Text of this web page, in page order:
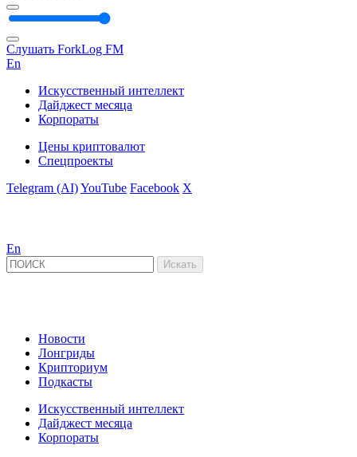
Слушать ForkLog FM
En
Искусственный интеллект
Дайджест месяца
Корпораты
Цены криптовалют
Спецпроекты
Telegram (AI)YouTube Facebook X
En
Новости
Лонгриды
Крипториум
Подкасты
Искусственный интеллект
Дайджест месяца
Корпораты